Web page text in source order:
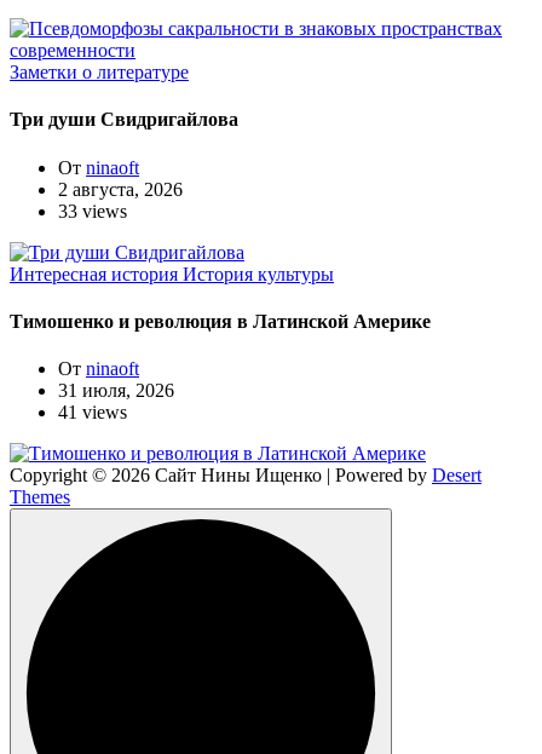
Заметки о литературе
Три души Свидригайлова
От ninaoft
2 августа, 2026
33 views
Интересная история История культуры
Тимошенко и революция в Латинской Америке
От ninaoft
31 июля, 2026
41 views
Copyright © 2026 Сайт Нины Ищенко | Powered by Desert
Themes